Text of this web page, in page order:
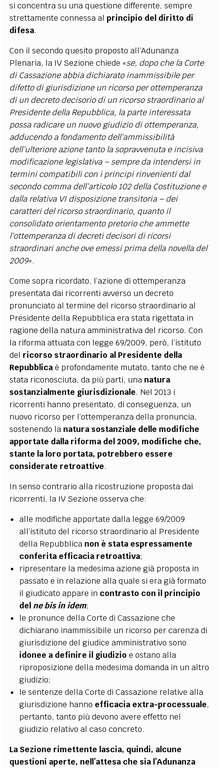
si concentra su una questione differente, sempre
strettamente connessa alprincipio del diritto di
difesa.
Con il secondo quesito proposto all’Adunanza
Plenaria, la IV Sezione chiede «se, dopo che la Corte
di Cassazione abbia dichiarato inammissibile per
difetto di giurisdizione un ricorso per ottemperanza
di un decreto decisorio di un ricorso straordinario al
Presidente della Repubblica, la parte interessata
possa radicare un nuovo giudizio di ottemperanza,
adducendo a fondamento dell’ammissibilità
dell’ulteriore azione tanto la sopravvenuta e incisiva
modificazione legislativa – sempre da intendersi in
termini compatibili con i principi rinvenienti dal
secondo comma dell’articolo 102 della Costituzione e
dalla relativa VI disposizione transitoria – dei
caratteri del ricorso straordinario, quanto il
consolidato orientamento pretorio che ammette
l’ottemperanza di decreti decisori di ricorsi
straordinari anche ove emessi prima della novella del
2009».
Come sopra ricordato, l’azione di ottemperanza
presentata dai ricorrenti avverso un decreto
pronunciato al termine del ricorso straordinario al
Presidente della Repubblica era stata rigettata in
ragione della natura amministrativa del ricorso. Con
la riforma attuata con legge 69/2009, però, l’istituto
del ricorso straordinario al Presidente della
Repubblicaè profondamente mutato, tanto che ne è
stata riconosciuta, da più parti, una natura
sostanzialmente giurisdizionale. Nel 2013 i
ricorrenti hanno presentato, di conseguenza, un
nuovo ricorso per l’ottemperanza della pronuncia,
sostenendo la natura sostanziale delle modifiche
apportate dalla riforma del 2009, modifiche che,
stante la loro portata, potrebbero essere
considerate retroattive.
In senso contrario alla ricostruzione proposta dai
ricorrenti, la IV Sezione osserva che:
alle modifiche apportate dalla legge 69/2009
all’istituto del ricorso straordinario al Presidente
della Repubblica non è stata espressamente
conferita efficacia retroattiva;
ripresentare la medesima azione già proposta in
passato e in relazione alla quale si era già formato
il giudicato appare in contrasto con il principio
del ne bis in idem;
le pronunce della Corte di Cassazione che
dichiarano inammissibile un ricorso per carenza di
giurisdizione del giudice amministrativo sono
idonee a definire il giudizio e ostano alla
riproposizione della medesima domanda in un altro
giudizio;
le sentenze della Corte di Cassazione relative alla
giurisdizione hanno efficacia extra-processuale,
pertanto, tanto più devono avere effetto nel
giudizio relativo al caso concreto.
La Sezione rimettente lascia, quindi, alcune
questioni aperte, nell’attesa che sia l’Adunanza